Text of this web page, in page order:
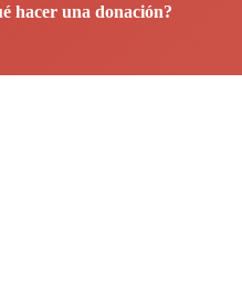
hacer una donación?